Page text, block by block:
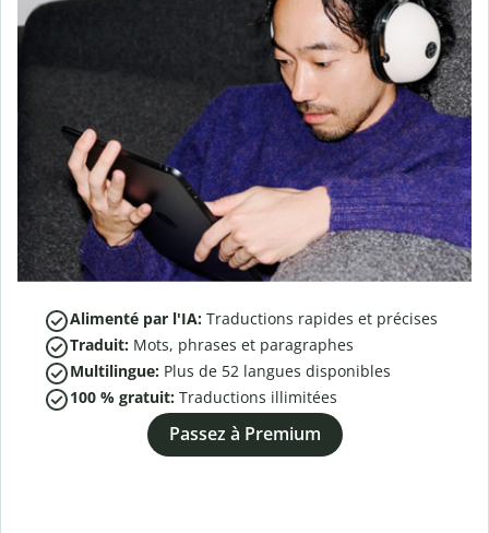
Alimenté par l'IA: Traductions rapides et précises
Traduit: Mots, phrases et paragraphes
Multilingue: Plus de 52 langues disponibles
100 % gratuit: Traductions illimitées
Passez à Premium